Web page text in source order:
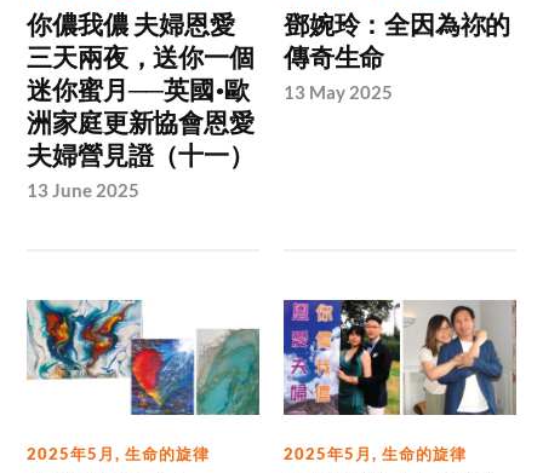
你儂我儂 夫婦恩愛
三天兩夜，送你一個
迷你蜜月──英國•歐
洲家庭更新協會恩愛
夫婦營見證（十一）
13 June 2025
鄧婉玲：全因為祢的
傳奇生命
13 May 2025
2025年5月,生命的旋律 2025年5月,生命的旋律